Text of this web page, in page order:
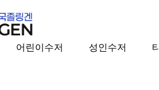
어린이수저 성인수저